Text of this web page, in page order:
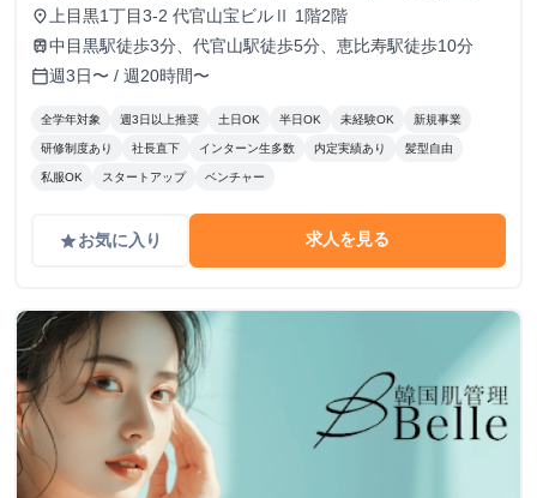
て昇給します。 【月給制】 尚、フルコミットできる方は月
給制もご用意しております。 月給: 230,000円〜 ※毎月行う
評価面談により毎月昇給の可能性あり ※年間の昇給平均額
80,000円 <モデル月収> 260,000円 /入社6ヶ月 330,000
円 /入社1年 400,000円 /入社1年半 500,000円 /入社2年
place 上目黒1丁目3-2 代官山宝ビルⅡ 1階2階
train中目黒駅徒歩3分、代官山駅徒歩5分、恵比寿駅徒歩10分
calendar_today週3日〜 / 週20時間〜
全学年対象 週3日以上推奨 土日OK 半日OK 未経験OK 新規事業
研修制度あり 社長直下 インターン生多数 内定実績あり 髪型自由
私服OK スタートアップ ベンチャー
gradeお気に入り 求人を見る